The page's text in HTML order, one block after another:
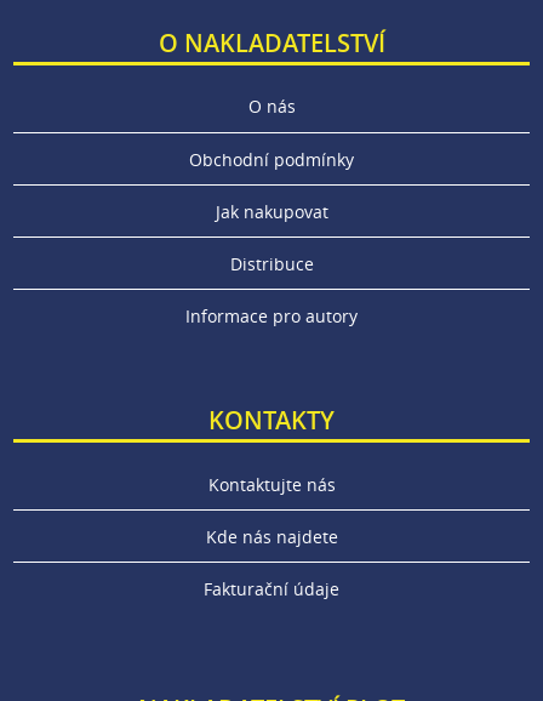
O NAKLADATELSTVÍ
O nás
Obchodní podmínky
Jak nakupovat
Distribuce
Informace pro autory
KONTAKTY
Kontaktujte nás
Kde nás najdete
Fakturační údaje